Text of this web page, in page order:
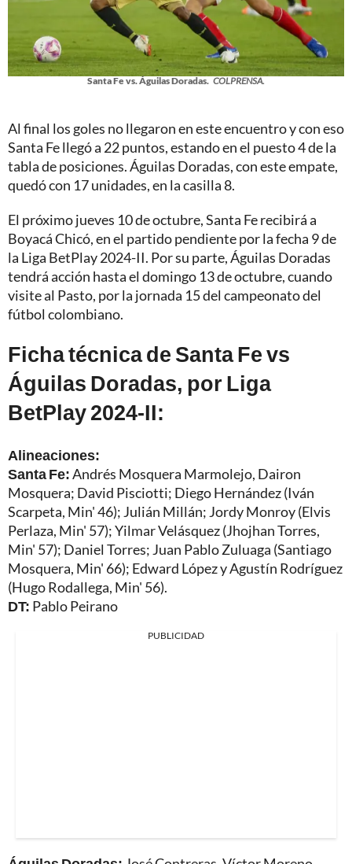
Santa Fe vs. Águilas Doradas. COLPRENSA.
Al final los goles no llegaron en este encuentro y con eso
Santa Fe llegó a 22 puntos, estando en el puesto 4 de la
tabla de posiciones. Águilas Doradas, con este empate,
quedó con 17 unidades, en la casilla 8.
El próximo jueves 10 de octubre, Santa Fe recibirá a
Boyacá Chicó, en el partido pendiente por la fecha 9 de
la Liga BetPlay 2024-II. Por su parte, Águilas Doradas
tendrá acción hasta el domingo 13 de octubre, cuando
visite al Pasto, por la jornada 15 del campeonato del
fútbol colombiano.
Ficha técnica de Santa Fe vs
Águilas Doradas, por Liga
BetPlay 2024-II:
Alineaciones:
Santa Fe:Andrés Mosquera Marmolejo, Dairon
Mosquera; David Pisciotti; Diego Hernández (Iván
Scarpeta, Min' 46); Julián Millán; Jordy Monroy (Elvis
Perlaza, Min' 57); Yilmar Velásquez (Jhojhan Torres,
Min' 57); Daniel Torres; Juan Pablo Zuluaga (Santiago
Mosquera, Min' 66); Edward López y Agustín Rodríguez
(Hugo Rodallega, Min' 56).
DT: Pablo Peirano
PUBLICIDAD